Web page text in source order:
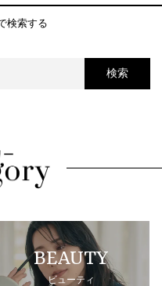
検索する
検索
ー
BEAUTY
ビューティ